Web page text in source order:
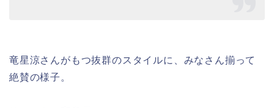
竜星涼さんがもつ抜群のスタイルに、みなさん揃って
絶賛の様子。